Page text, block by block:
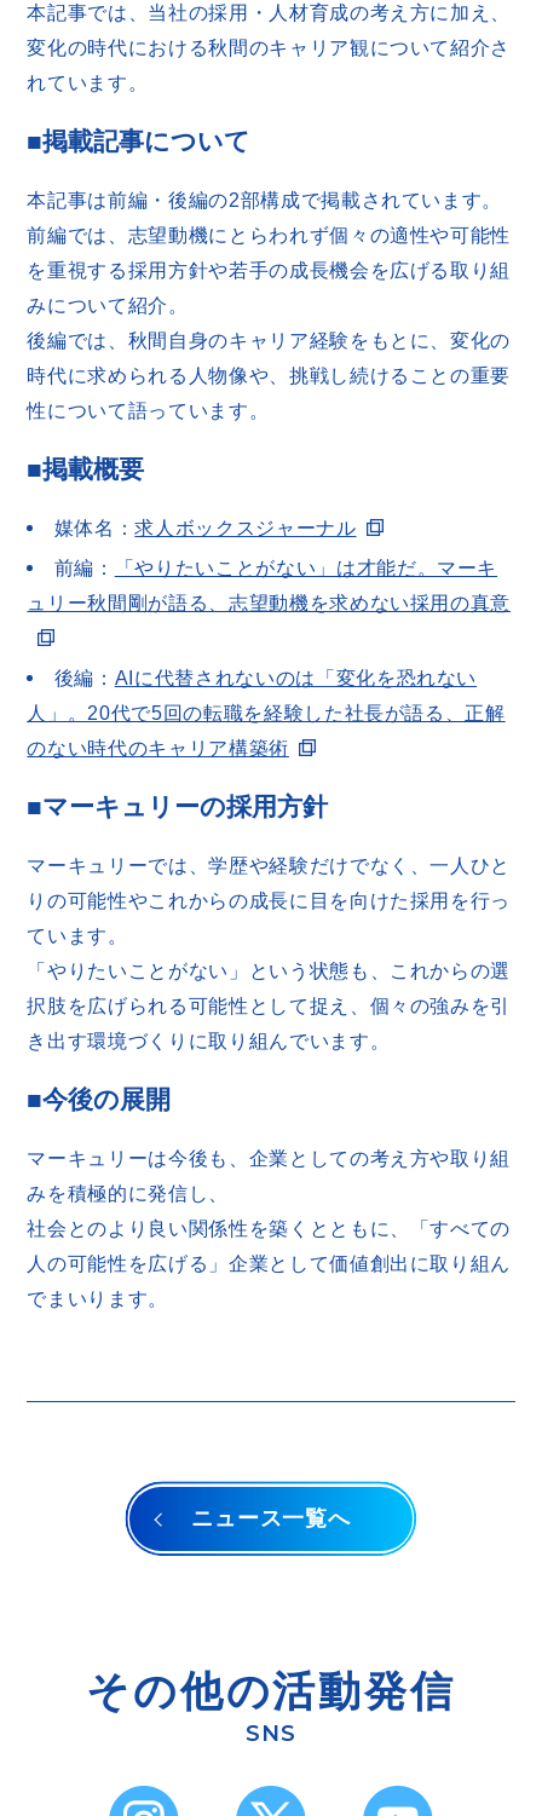
本記事では、当社の採用・人材育成の考え方に加え、
変化の時代における秋間のキャリア観について紹介さ
れています。
■掲載記事について
本記事は前編・後編の2部構成で掲載されています。
前編では、志望動機にとらわれず個々の適性や可能性
を重視する採用方針や若手の成長機会を広げる取り組
みについて紹介。
後編では、秋間自身のキャリア経験をもとに、変化の
時代に求められる人物像や、挑戦し続けることの重要
性について語っています。
■掲載概要
媒体名：求人ボックスジャーナル
前編：
「やりたいことがない」は才能だ。マーキ
ュリー秋間剛が語る、志望動機を求めない採用の真意
後編： AIに代替されないのは「変化を恐れない
人」。20代で5回の転職を経験した社長が語る、正解
のない時代のキャリア構築術
■マーキュリーの採用方針
マーキュリーでは、学歴や経験だけでなく、一人ひと
りの可能性やこれからの成長に目を向けた採用を行っ
ています。
「やりたいことがない」という状態も、これからの選
択肢を広げられる可能性として捉え、個々の強みを引
き出す環境づくりに取り組んでいます。
■今後の展開
マーキュリーは今後も、企業としての考え方や取り組
みを積極的に発信し、
社会とのより良い関係性を築くとともに、「すべての
人の可能性を広げる」企業として価値創出に取り組ん
でまいります。
ニュース一覧へ
その他の活動発信
SNS